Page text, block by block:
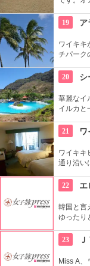
で年間
19 ア
ワイキキ
チパーク
はバー
20 シ
華麗なイ
イルカと
ヌイグ
21
ワイキキ
通り沿い
ワイア
す。
22 エ
韓国と言
ゆったり
23
Miss A、